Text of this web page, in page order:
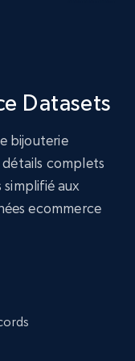
Datasets
bijouterie
complets
aux
ecommerce